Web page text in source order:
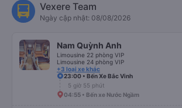
Vexere Team
Ngày cập nhật: 08/08/2026
Nam Quỳnh Anh
Limousine 22 phòng VIP
Limousine 24 phòng VIP
+3 loại xe khác
23:00 • Bến Xe Bắc Vinh
5 giờ 55 phút
04:55 • Bến xe Nước Ngầm